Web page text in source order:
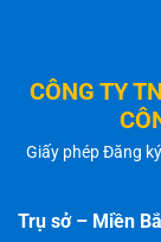
CÔNG TY
Giấy phép Đăng
Trụ sở – Miền